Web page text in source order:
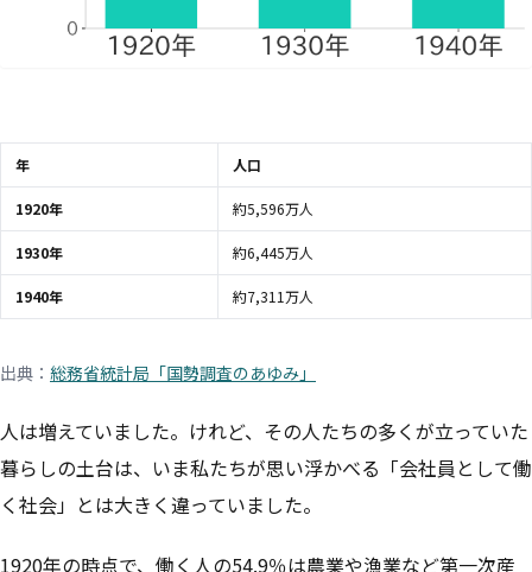
年 人口
1920年 約5,596万人
1930年 約6,445万人
1940年 約7,311万人
出典： 総務省統計局「国勢調査のあゆみ」
人は増えていました。けれど、その人たちの多くが立っていた
暮らしの土台は、いま私たちが思い浮かべる「会社員として働
く社会」とは大きく違っていました。
1920年の時点で、働く人の54.9％は農業や漁業など第一次産